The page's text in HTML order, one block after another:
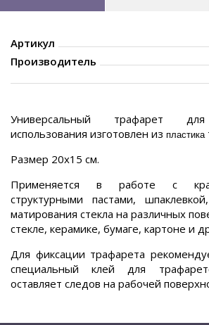
Артикул
Производитель
Универсальный трафарет для
использования изготовлен из пластика
Размер 20х15 см.
Применяется в работе с
структурными пастами,
матирования стекла на различных
стекле, керамике, бумаге, картоне и
Для фиксации трафарета
специальный клей для
оставляет следов на рабочей